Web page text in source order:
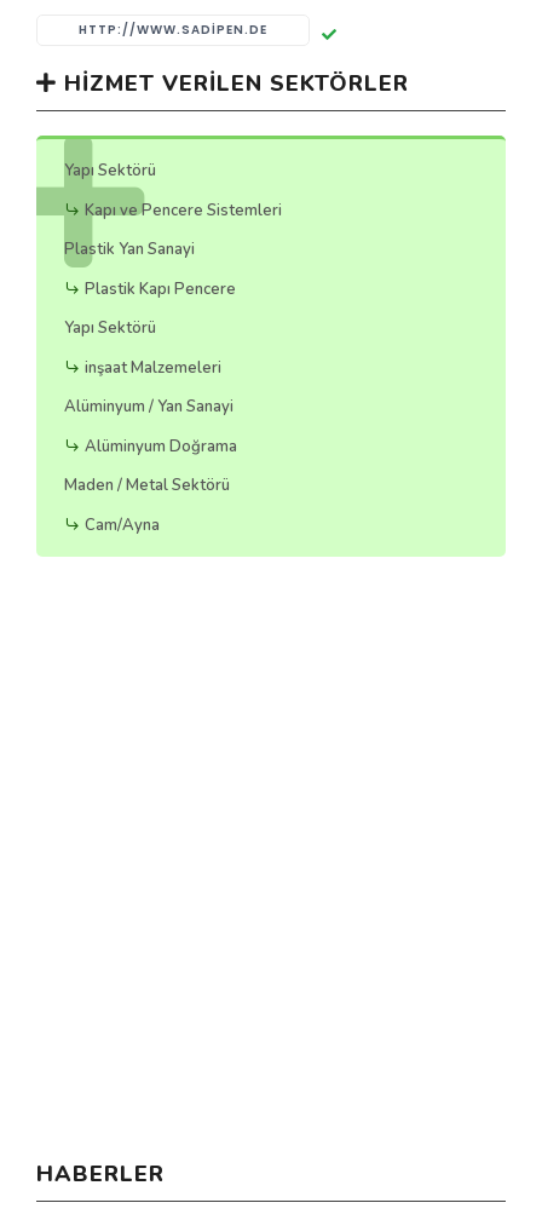
HTTP://WWW.SADIPEN.DE
HIZMET VERILEN SEKTÖRLER
Yapı Sektörü
Kapı ve Pencere Sistemleri
Plastik Yan Sanayi
Plastik Kapı Pencere
Yapı Sektörü
inşaat Malzemeleri
Alüminyum / Yan Sanayi
Alüminyum Doğrama
Maden / Metal Sektörü
Cam/Ayna
HABERLER